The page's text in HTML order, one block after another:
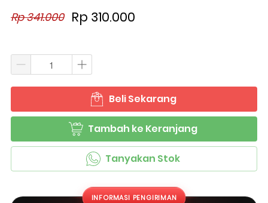
Rp 341.000 Rp 310.000
` Beli Sekarang
` Tambah ke Keranjang
` Tanyakan Stok
INFORMASI PENGIRIMAN